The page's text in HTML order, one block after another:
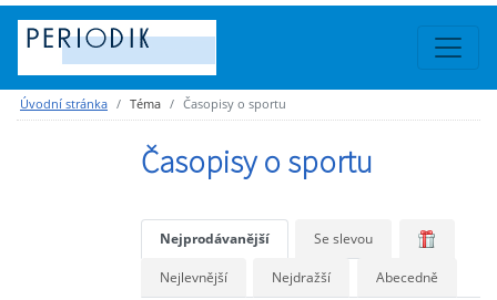
Úvodní stránka Téma Časopisy o sportu
Časopisy o sportu
Nejprodávanější Se slevou
Nejlevnější Nejdražší Abecedně